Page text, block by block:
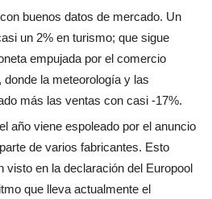
buenos datos de mercado. Un
un 2% en turismo; que sigue
empujada por el comercio
la meteorología y las
más las ventas con casi -17%.
año viene espoleado por el anuncio
de varios fabricantes. Esto
visto en la declaración del Europool
que lleva actualmente el